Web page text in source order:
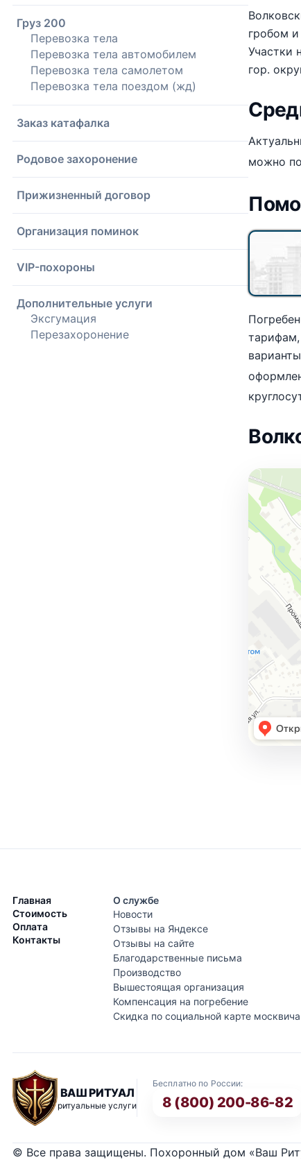
Груз 200
Перевозка тела
Перевозка тела автомобилем
Перевозка тела самолетом
Перевозка тела поездом (жд)
Заказ катафалка
Родовое захоронение
Прижизненный договор
Организация поминок
VIP-похороны
Дополнительные услуги
Эксгумация
Перезахоронение
гробом
Участки
гор.
можно
Главная
Стоимость
Оплата
Контакты
О службе
Новости
Отзывы на Яндексе
Отзывы на сайте
Благодарственные письма
Производство
Вышестоящая организация
Компенсация на погребение
Скидка по социальной карте москвича
ВАШ РИТУАЛ
ритуальные услуги
Бесплатно по России:
8 (800) 200-86-82
© Все права защищены. Похоронный дом «Ваш